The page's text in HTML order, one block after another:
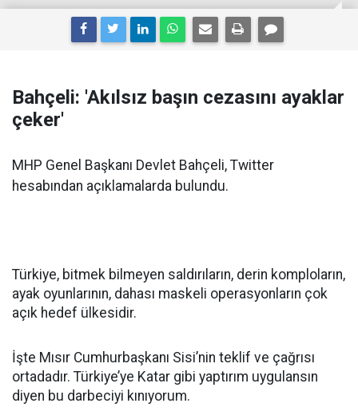
Bahçeli: 'Akılsız başın cezasını ayaklar
çeker'
MHP Genel Başkanı Devlet Bahçeli, Twitter
hesabından açıklamalarda bulundu.
Türkiye, bitmek bilmeyen saldırıların, derin komploların,
ayak oyunlarının, dahası maskeli operasyonların çok
açık hedef ülkesidir.
İşte Mısır Cumhurbaşkanı Sisi’nin teklif ve çağrısı
ortadadır. Türkiye’ye Katar gibi yaptırım uygulansın
diyen bu darbeciyi kınıyorum.